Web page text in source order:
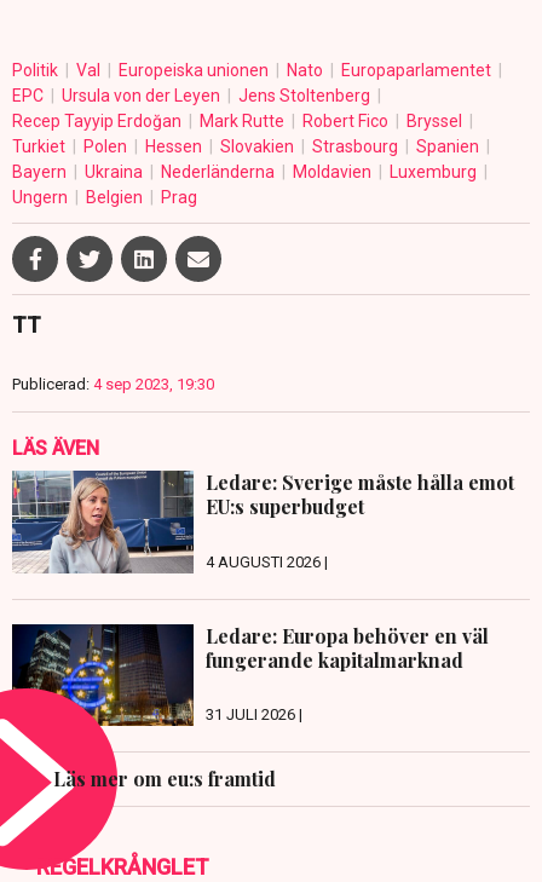
Politik Val Europeiska unionen Nato
Europaparlamentet
EPC
Ursula von der Leyen
Jens Stoltenberg
Recep Tayyip Erdoğan
Mark Rutte Robert Fico
Bryssel
Turkiet
Polen Hessen Slovakien Strasbourg
Spanien
Bayern
Ukraina Nederländerna Moldavien
Luxemburg
Ungern
Belgien Prag
TT
Publicerad: 4 sep 2023, 19:30
LÄS ÄVEN
Ledare: Sverige måste hålla emot
EU:s superbudget
4 AUGUSTI 2026 |
Ledare: Europa behöver en väl
fungerande kapitalmarknad
31 JULI 2026 |
Läs mer om eu:s framtid
REGELKRÅNGLET